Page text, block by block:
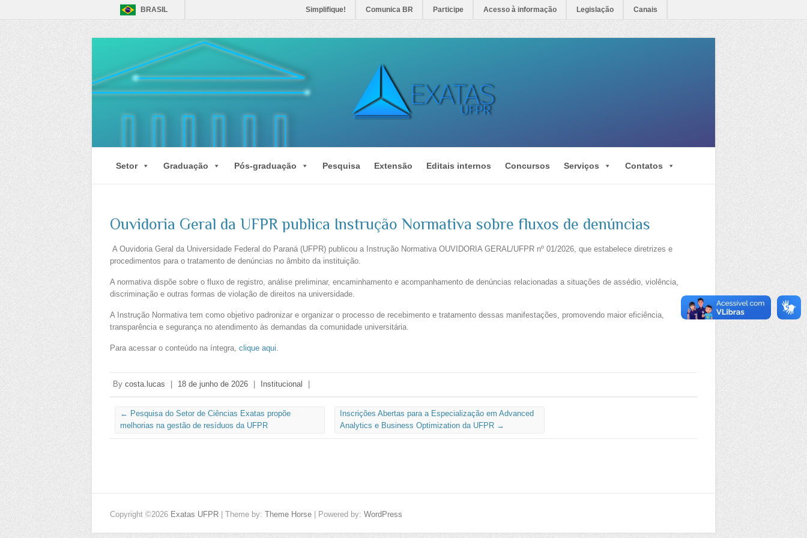
BRASIL Simplifique! Comunica BR Participe Acesso à informação Legislação Canais
Setor Graduação Pós-graduação Pesquisa Extensão Editais internos Concursos Serviços Contatos
Ouvidoria Geral da UFPR publica Instrução Normativa sobre fluxos de denúncias
A Ouvidoria Geral da Universidade Federal do Paraná (UFPR) publicou a Instrução Normativa OUVIDORIA GERAL/UFPR nº 01/2026, que estabelece diretrizes e
procedimentos para o tratamento de denúncias no âmbito da instituição.
A normativa dispõe sobre o fluxo de registro, análise preliminar, encaminhamento e acompanhamento de denúncias relacionadas a situações de assédio, violência,
discriminação e outras formas de violação de direitos na universidade.
A Instrução Normativa tem como objetivo padronizar e organizar o processo de recebimento e tratamento dessas manifestações, promovendo maior eficiência,
transparência e segurança no atendimento às demandas da comunidade universitária.
Para acessar o conteúdo na íntegra, clique aqui
By costa.lucas | 18 de junho de 2026 | Institucional |
← Pesquisa do Setor de Ciências Exatas propõe
melhorias na gestão de resíduos da UFPR
Inscrições Abertas para a Especialização em Advanced
Analytics e Business Optimization da UFPR →
Copyright ©2026 Exatas UFPR | Theme by: Theme Horse | Powered by: WordPress